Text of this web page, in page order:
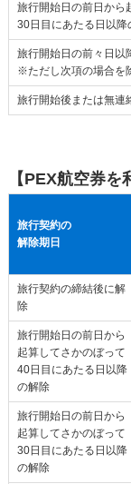
旅行開始日の前日から
30日目にあたる日以降
旅行開始日の前々日以
※ただし次項の場合を
旅行開始後または無連
【PEX航空券を
旅行契約の
解除期日
旅行契約の締結後に解
除
旅行開始日の前日から
起算してさかのぼって
40日目にあたる日以降
の解除
旅行開始日の前日から
起算してさかのぼって
30日目にあたる日以降
の解除